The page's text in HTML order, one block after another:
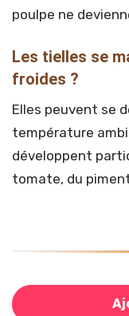
poulpe ne
Les tielles se
froides ?
Elles peuvent se
température
développent
tomate, du